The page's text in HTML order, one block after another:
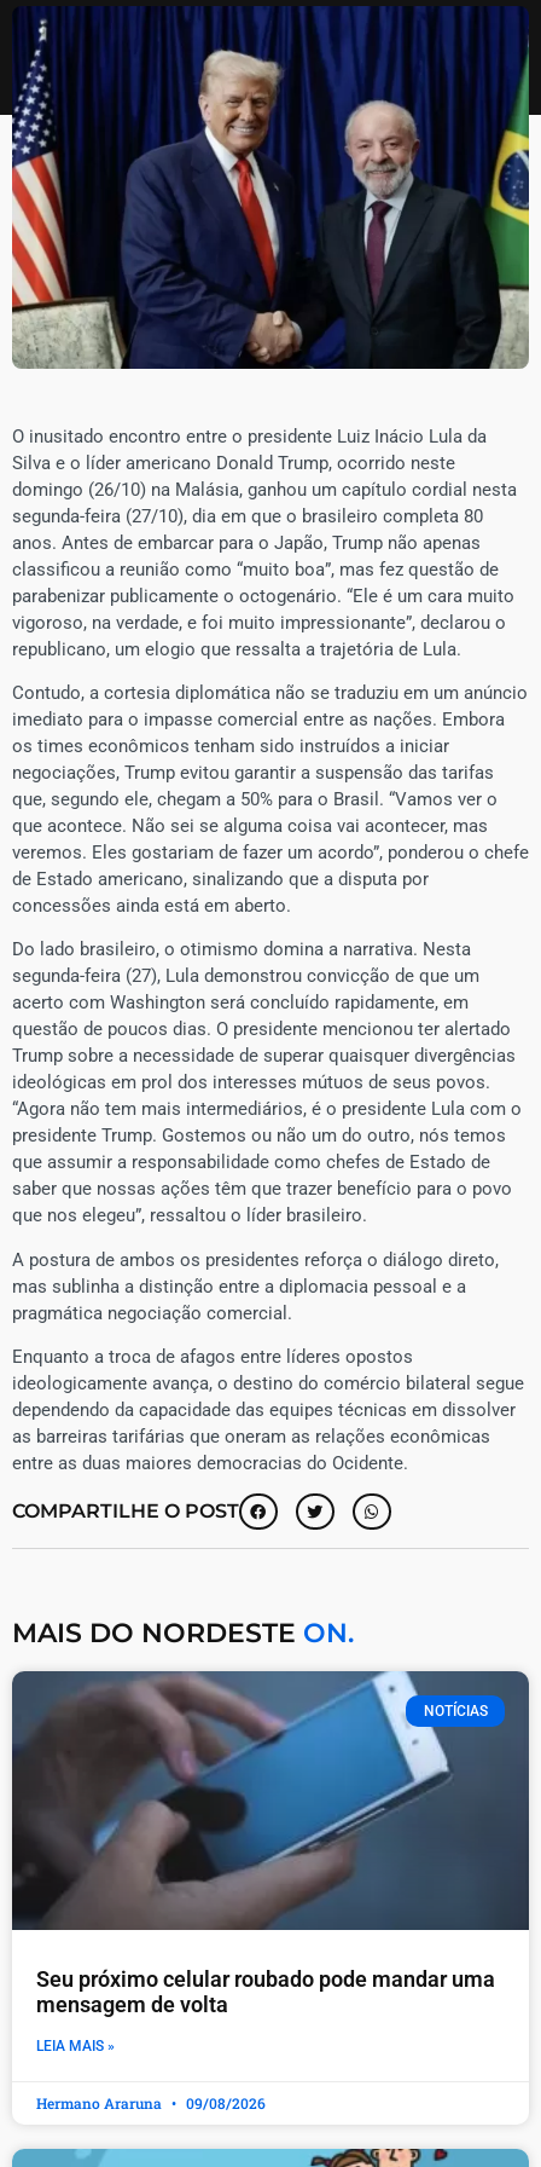
O inusitado encontro entre o presidente Luiz Inácio Lula da
Silva e o líder americano Donald Trump, ocorrido neste
domingo (26/10) na Malásia, ganhou um capítulo cordial nesta
segunda-feira (27/10), dia em que o brasileiro completa 80
anos. Antes de embarcar para o Japão, Trump não apenas
classificou a reunião como “muito boa”, mas fez questão de
parabenizar publicamente o octogenário. “Ele é um cara muito
vigoroso, na verdade, e foi muito impressionante”, declarou o
republicano, um elogio que ressalta a trajetória de Lula.
​Contudo, a cortesia diplomática não se traduziu em um anúncio
imediato para o impasse comercial entre as nações. Embora
os times econômicos tenham sido instruídos a iniciar
negociações, Trump evitou garantir a suspensão das tarifas
que, segundo ele, chegam a 50% para o Brasil. “Vamos ver o
que acontece. Não sei se alguma coisa vai acontecer, mas
veremos. Eles gostariam de fazer um acordo”, ponderou o chefe
de Estado americano, sinalizando que a disputa por
concessões ainda está em aberto.
​Do lado brasileiro, o otimismo domina a narrativa. Nesta
segunda-feira (27), Lula demonstrou convicção de que um
acerto com Washington será concluído rapidamente, em
questão de poucos dias. O presidente mencionou ter alertado
Trump sobre a necessidade de superar quaisquer divergências
ideológicas em prol dos interesses mútuos de seus povos.
“Agora não tem mais intermediários, é o presidente Lula com o
presidente Trump. Gostemos ou não um do outro, nós temos
que assumir a responsabilidade como chefes de Estado de
saber que nossas ações têm que trazer benefício para o povo
que nos elegeu”, ressaltou o líder brasileiro.
​A postura de ambos os presidentes reforça o diálogo direto,
mas sublinha a distinção entre a diplomacia pessoal e a
pragmática negociação comercial.
Enquanto a troca de afagos entre líderes opostos
ideologicamente avança, o destino do comércio bilateral segue
dependendo da capacidade das equipes técnicas em dissolver
as barreiras tarifárias que oneram as relações econômicas
entre as duas maiores democracias do Ocidente.
COMPARTILHE O POST
MAIS DO NORDESTE ON.
NOTÍCIAS
Seu próximo celular roubado pode mandar uma
mensagem de volta
LEIA MAIS »
Hermano Araruna 09/08/2026